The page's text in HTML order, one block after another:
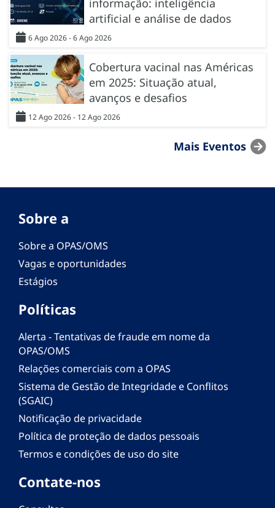
informação: inteligência
artificial e análise de dados
6 Ago 2026 - 6 Ago 2026
Cobertura vacinal nas Américas
em 2025: Situação atual,
avanços e desafios
12 Ago 2026 - 12 Ago 2026
Mais Eventos
Sobre a
Sobre a OPAS/OMS
Vagas e oportunidades
Estágios
Políticas
Alerta - Tentativas de fraude em nome da
OPAS/OMS
Relações comerciais com a OPAS
Sistema de Gestão de Integridade e Conflitos
(SGAIC)
Notificação de privacidade
Política de proteção de dados pessoais
Termos e condições de uso do site
Contate-nos